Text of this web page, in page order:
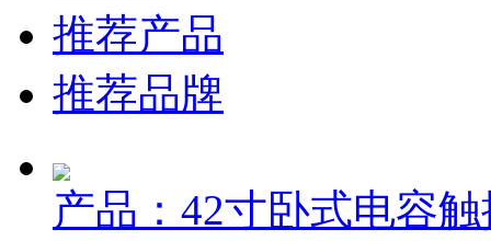
推荐产品
推荐品牌
产品：42寸卧式电容